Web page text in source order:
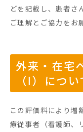
どを記載し、患者さ
ご理解とご協力をお
外来・在宅
（I）につい
この評価料により増
療従事者（看護師、